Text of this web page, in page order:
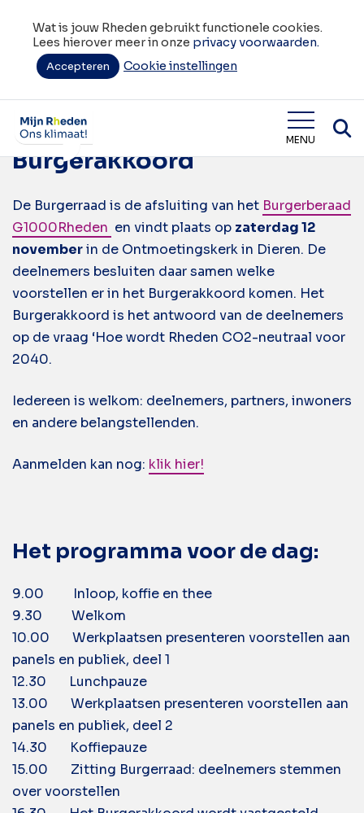
Wat is jouw Rheden gebruikt functionele cookies.
Lees hierover meer in onze privacy voorwaarden.
Accepteren Cookie instellingen
Wat is jouw Rheden MENU
Tag:voorstellen
Burgerraad | Vaststellen
Burgerakkoord
De Burgerraad is de afsluiting van het Burgerberaad
G1000Rheden en vindt plaats op zaterdag 12
novemberin de Ontmoetingskerk in Dieren. De
deelnemers besluiten daar samen welke
voorstellen er in het Burgerakkoord komen. Het
Burgerakkoord is het antwoord van de deelnemers
op de vraag ‘Hoe wordt Rheden CO2-neutraal voor
2040.
Iedereen is welkom: deelnemers, partners, inwoners
en andere belangstellenden.
Aanmelden kan nog: klik hier!
Het programma voor de dag:
9.00 Inloop, koffie en thee
9.30 Welkom
10.00 Werkplaatsen presenteren voorstellen aan
panels en publiek, deel 1
12.30 Lunchpauze
13.00 Werkplaatsen presenteren voorstellen aan
panels en publiek, deel 2
14.30 Koffiepauze
15.00 Zitting Burgerraad: deelnemers stemmen
over voorstellen